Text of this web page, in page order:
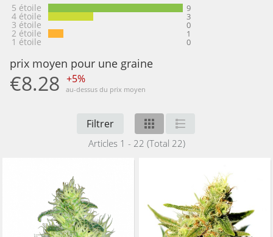
5 étoile 9
4 étoile 3
3 étoile 0
2 étoile 1
1 étoile 0
prix moyen pour une graine
€8.28 +5%
au-dessus du prix moyen
Filtrer
Articles 1 - 22 (Total 22)